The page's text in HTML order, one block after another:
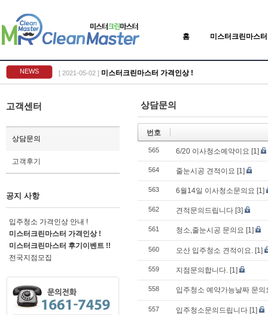
홈 미스터크린마스터
NEWS [ 2021-05-02 ] 미스터크린마스터 가격인상 !
상담문의
번호
565 6/20 이사청소예약이요 [1]
564 줄눈시공 견적이요 [1]
563 6월14일 이사청소문의요 [1]
562 견적문의드립니다 [3]
561 청소,줄눈시공 문의요 [1]
560 오산 입주청소 견적이요. [1]
559 지점문의합니다. [1]
558 입주청소 예약가능날짜 문의
557 입주청소문의드립니다 [1]
고객센터
상담문의
고객후기
공지 사항
입주청소 가격인상 안내 !
미스터크린마스터 가격인상 !
미스터크린마스터 후기이벤트 !!
전국지점모집